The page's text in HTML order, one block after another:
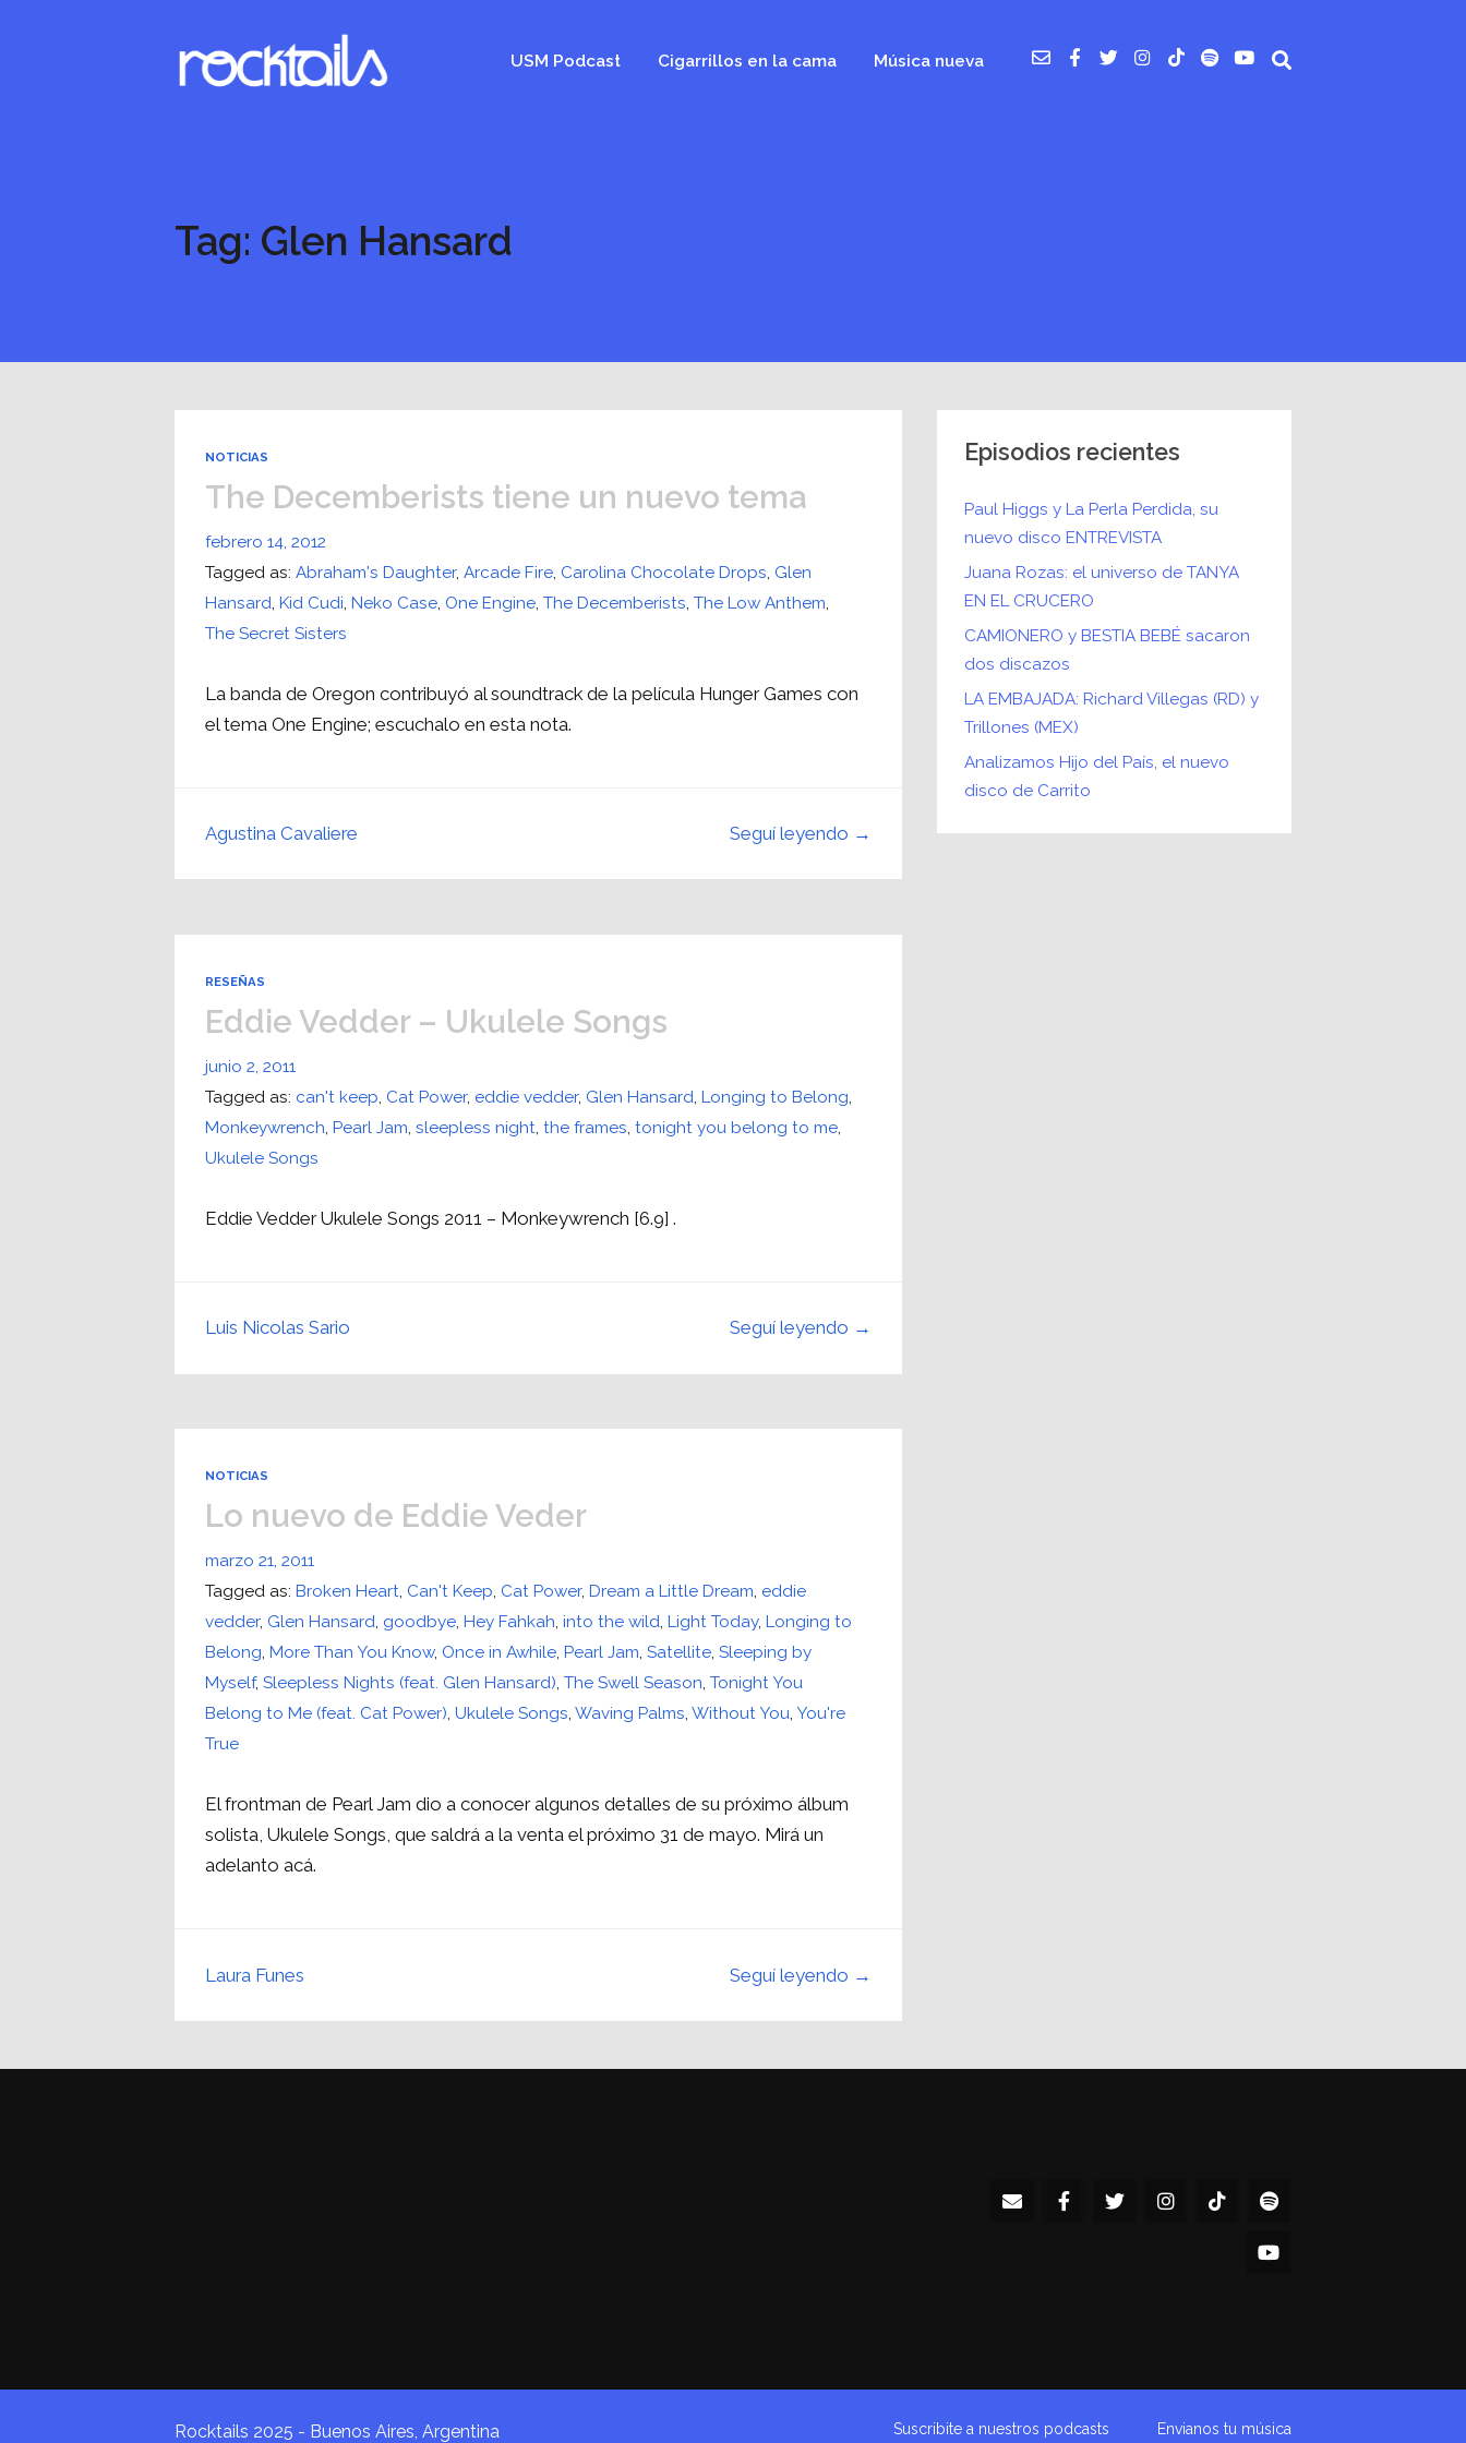
USM Podcast Cigarrillos en la cama Música nueva
Tag: Glen Hansard
NOTICIAS
The Decemberists tiene un nuevo tema
febrero 14, 2012
Tagged as:Abraham's Daughter,Arcade Fire, Carolina Chocolate Drops, Glen
Hansard,Kid Cudi,Neko Case, One Engine,The Decemberists,The Low Anthem,
The Secret Sisters
La banda de Oregon contribuyó al soundtrack de la película Hunger Games con
el tema One Engine; escuchalo en esta nota.
Seguí leyendo →
Agustina Cavaliere
RESEÑAS
Eddie Vedder – Ukulele Songs
junio 2, 2011
Tagged as: can't keep, Cat Power, eddie vedder, Glen Hansard,Longing to Belong,
Monkeywrench,Pearl Jam,sleepless night,the frames,tonight you belong to me,
Ukulele Songs
Eddie Vedder Ukulele Songs 2011 – Monkeywrench [6.9] .
Seguí leyendo →
Luis Nicolas Sario
NOTICIAS
Lo nuevo de Eddie Veder
marzo 21, 2011
Tagged as: Broken Heart, Can't Keep, Cat Power, Dream a Little Dream, eddie
vedder, Glen Hansard, goodbye, Hey Fahkah,into the wild, Light Today, Longing to
Belong, More Than You Know, Once in Awhile, Pearl Jam,Satellite,Sleeping by
Myself,Sleepless Nights (feat. Glen Hansard),The Swell Season,Tonight You
Belong to Me (feat. Cat Power),Ukulele Songs,Waving Palms,Without You, You're
True
El frontman de Pearl Jam dio a conocer algunos detalles de su próximo álbum
solista, Ukulele Songs, que saldrá a la venta el próximo 31 de mayo. Mirá un
adelanto acá.
Seguí leyendo →
Laura Funes
Episodios recientes
Paul Higgs y La Perla Perdida, su
nuevo disco ENTREVISTA
Juana Rozas: el universo de TANYA
EN EL CRUCERO
CAMIONERO y BESTIA BEBÉ sacaron
dos discazos
LA EMBAJADA: Richard Villegas (RD) y
Trillones (MEX)
Analizamos Hijo del País, el nuevo
disco de Carrito
Rocktails 2025 - Buenos Aires, Argentina Suscribite a nuestros podcasts Envianos tu música